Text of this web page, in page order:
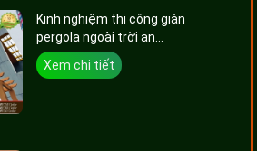
Kinh nghiệm thi công giàn
pergola ngoài trời an...
Xem chi tiết